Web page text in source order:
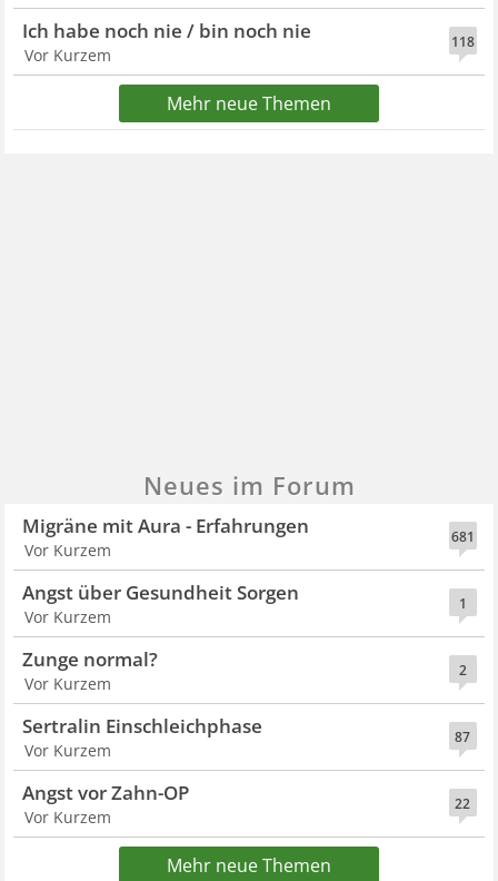
118
Ich habe noch nie / bin noch nie
Vor Kurzem
Mehr neue Themen
Neues im Forum
681
Migräne mit Aura - Erfahrungen
Vor Kurzem
1
Angst über Gesundheit Sorgen
Vor Kurzem
2
Zunge normal?
Vor Kurzem
87
Sertralin Einschleichphase
Vor Kurzem
22
Angst vor Zahn-OP
Vor Kurzem
Mehr neue Themen